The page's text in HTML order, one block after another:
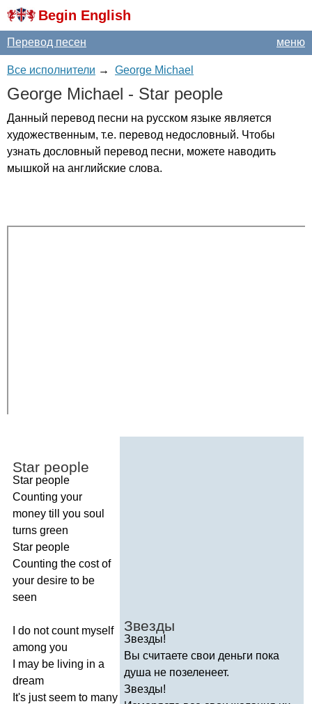
Begin English
меню
Перевод песен
Все исполнители → George Michael
George Michael - Star people
Данный перевод песни на русском языке является
художественным, т.е. перевод недословный. Чтобы
узнать дословный перевод песни, можете наводить
мышкой на английские слова.
Star people
Star people
Counting your
money till you soul
turns green
Star people
Counting the cost of
your desire to be
seen
do not count myself
among you
may be living in a
dream
It's just seem to many
Звезды
Звезды!
Вы считаете свои деньги пока
душа не позеленеет.
Звезды!